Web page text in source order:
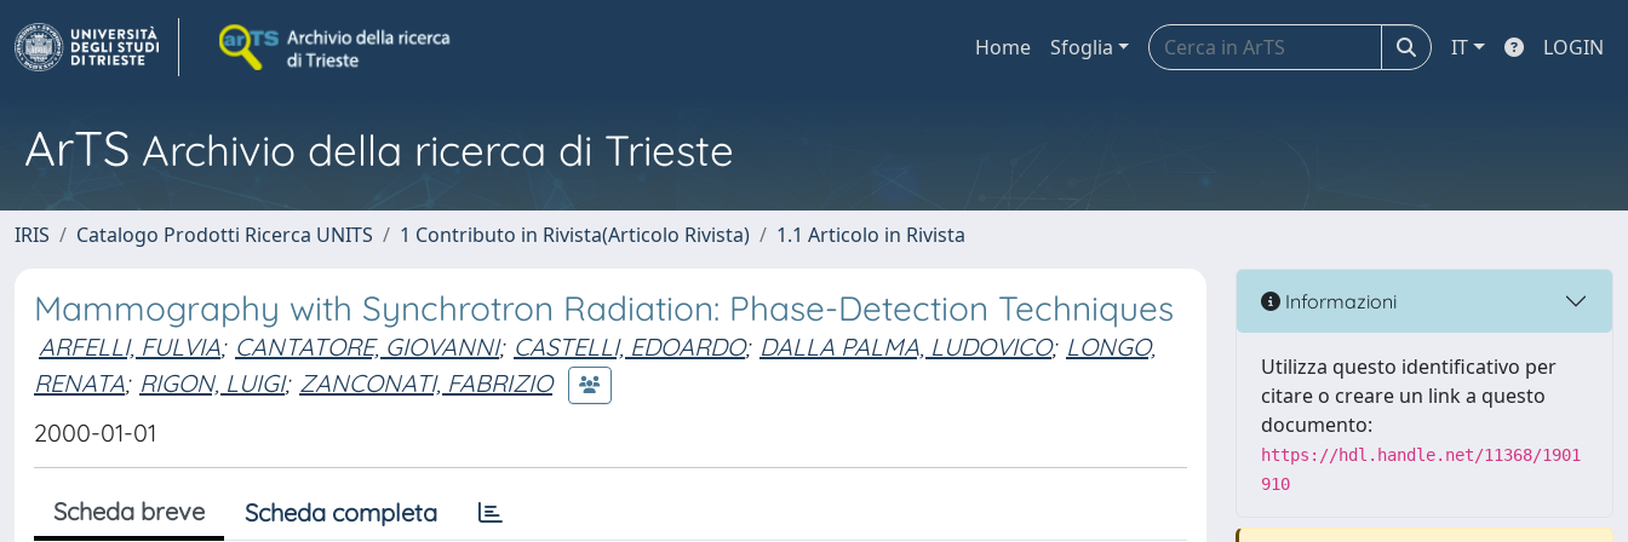
Home Sfoglia IT LOGIN
ArTS Archivio della ricerca di Trieste
IRIS Catalogo Prodotti Ricerca UNITS 1 Contributo in Rivista(Articolo Rivista) 1.1 Articolo in Rivista
Mammography with Synchrotron Radiation: Phase-Detection Techniques
ARFELLI, FULVIA; CANTATORE, GIOVANNI; CASTELLI, EDOARDO; DALLA PALMA, LUDOVICO; LONGO,
RENATA; RIGON, LUIGI; ZANCONATI, FABRIZIO
2000-01-01
Scheda breve Scheda completa
Informazioni
Utilizza questo identificativo per
citare o creare un link a questo
documento:
https://hdl.handle.net/11368/1901
910